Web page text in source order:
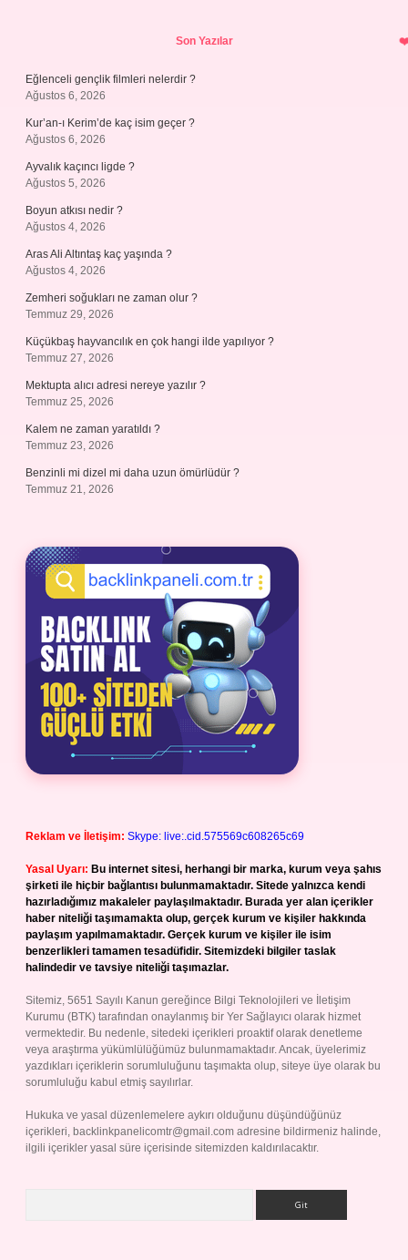
Son Yazılar
Eğlenceli gençlik filmleri nelerdir ?
Ağustos 6, 2026
Kur’an-ı Kerim’de kaç isim geçer ?
Ağustos 6, 2026
Ayvalık kaçıncı ligde ?
Ağustos 5, 2026
Boyun atkısı nedir ?
Ağustos 4, 2026
Aras Ali Altıntaş kaç yaşında ?
Ağustos 4, 2026
Zemheri soğukları ne zaman olur ?
Temmuz 29, 2026
Küçükbaş hayvancılık en çok hangi ilde yapılıyor ?
Temmuz 27, 2026
Mektupta alıcı adresi nereye yazılır ?
Temmuz 25, 2026
Kalem ne zaman yaratıldı ?
Temmuz 23, 2026
Benzinli mi dizel mi daha uzun ömürlüdür ?
Temmuz 21, 2026
Reklam ve İletişim: Skype: live:.cid.575569c608265c69
Yasal Uyarı: Bu internet sitesi, herhangi bir marka, kurum veya şahıs
şirketi ile hiçbir bağlantısı bulunmamaktadır. Sitede yalnızca kendi
hazırladığımız makaleler paylaşılmaktadır. Burada yer alan içerikler
haber niteliği taşımamakta olup, gerçek kurum ve kişiler hakkında
paylaşım yapılmamaktadır. Gerçek kurum ve kişiler ile isim
benzerlikleri tamamen tesadüfidir. Sitemizdeki bilgiler taslak
halindedir ve tavsiye niteliği taşımazlar.
Sitemiz, 5651 Sayılı Kanun gereğince Bilgi Teknolojileri ve İletişim
Kurumu (BTK) tarafından onaylanmış bir Yer Sağlayıcı olarak hizmet
vermektedir. Bu nedenle, sitedeki içerikleri proaktif olarak denetleme
veya araştırma yükümlülüğümüz bulunmamaktadır. Ancak, üyelerimiz
yazdıkları içeriklerin sorumluluğunu taşımakta olup, siteye üye olarak bu
sorumluluğu kabul etmiş sayılırlar.
Hukuka ve yasal düzenlemelere aykırı olduğunu düşündüğünüz
içerikleri, backlinkpanelicomtr@gmail.com adresine bildirmeniz halinde,
ilgili içerikler yasal süre içerisinde sitemizden kaldırılacaktır.